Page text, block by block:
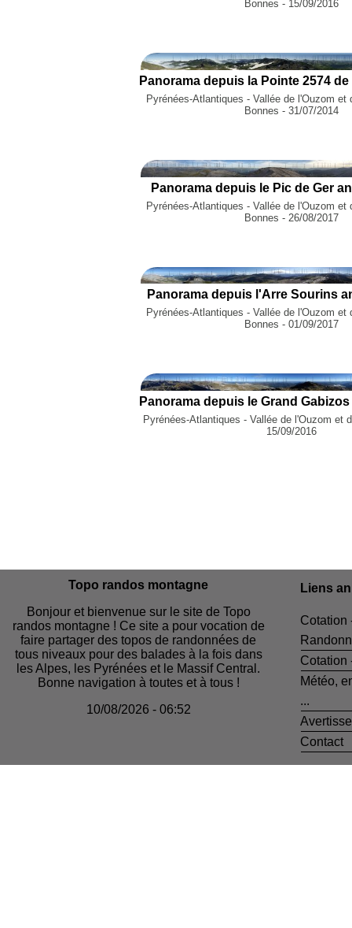
Bonnes - 15/09/2016
Pyrénées-Atlantiques - Vallée de l'Ouzom et
Bonnes - 31/07/2014
Panorama depuis le Pic de Ger
Pyrénées-Atlantiques - Vallée de l'Ouzom et
Bonnes - 26/08/2017
Panorama depuis l'Arre Sourins
Pyrénées-Atlantiques - Vallée de l'Ouzom et
Bonnes - 01/09/2017
Pyrénées-Atlantiques - Vallée de l'Ouzom et
15/09/2016
Topo randos montagne
Bonjour et bienvenue sur le site de Topo
randos montagne ! Ce site a pour vocation de
faire partager des topos de randonnées de
tous niveaux pour des balades à la fois dans
les Alpes, les Pyrénées et le Massif Central.
Bonne navigation à toutes et à tous !
10/08/2026 - 06:52
Liens
Cotation
Cotation
Météo,
...
Contact